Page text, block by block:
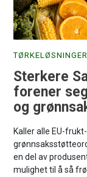
TØRKELØSNINGER
Sterkere
forener
og
Kaller alle EU-
en del av
mulighet til å så